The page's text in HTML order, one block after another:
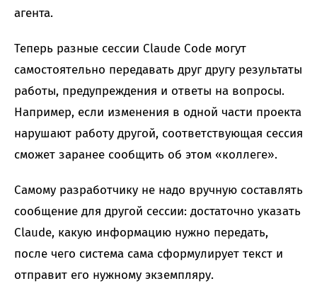
агента.
Теперь разные сессии Claude Code могут
самостоятельно передавать друг другу результаты
работы, предупреждения и ответы на вопросы.
Например, если изменения в одной части проекта
нарушают работу другой, соответствующая сессия
сможет заранее сообщить об этом «коллеге».
Самому разработчику не надо вручную составлять
сообщение для другой сессии: достаточно указать
Claude, какую информацию нужно передать,
после чего система сама сформулирует текст и
отправит его нужному экземпляру.